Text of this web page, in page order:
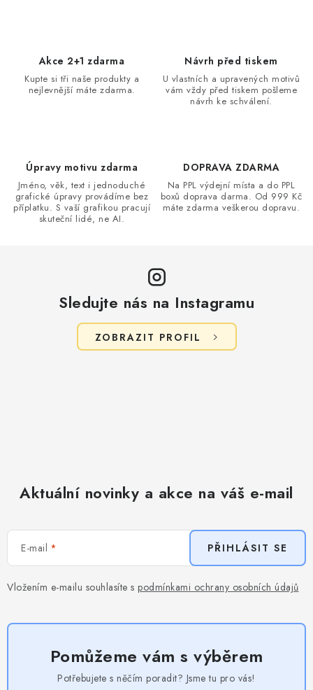
Akce 2+1 zdarma
Kupte si tři naše produkty a
nejlevnější máte zdarma.
Návrh před tiskem
U vlastních a upravených motivů
vám vždy před tiskem pošleme
návrh ke schválení.
Úpravy motivu zdarma
Jméno, věk, text i jednoduché
grafické úpravy provádíme bez
příplatku. S vaší grafikou pracují
skuteční lidé, ne AI.
DOPRAVA ZDARMA
Na PPL výdejní místa a do PPL
boxů doprava darma. Od 999 Kč
máte zdarma veškerou dopravu.
Sledujte nás na Instagramu
ZOBRAZIT PROFIL
Aktuální novinky a akce na váš e-mail
E-mail
Vložením e-mailu souhlasíte s podmínkami ochrany osobních údajů
PŘIHLÁSIT SE
Pomůžeme vám s výběrem
Potřebujete s něčím poradit? Jsme tu pro vás!